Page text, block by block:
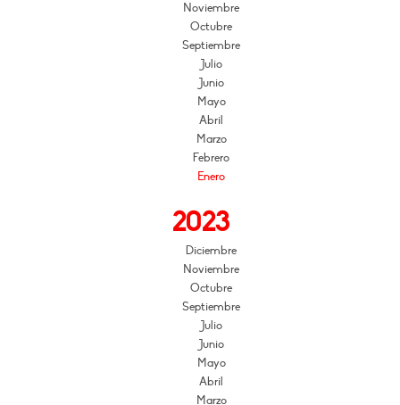
Noviembre
Octubre
Septiembre
Julio
Junio
Mayo
Abril
Marzo
Febrero
Enero
2023
Diciembre
Noviembre
Octubre
Septiembre
Julio
Junio
Mayo
Abril
Marzo